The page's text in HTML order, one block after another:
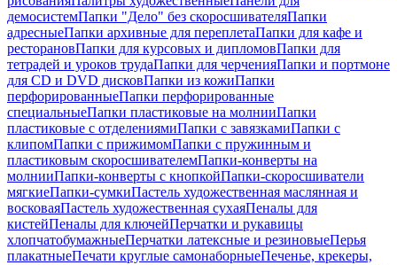
демосистемПапки "Дело" без скоросшивателяПапки
адресныеПапки архивные для переплетаПапки для кафе и
ресторановПапки для курсовых и дипломовПапки для
тетрадей и уроков трудаПапки для черченияПапки и портмоне
для CD и DVD дисковПапки из кожиПапки
перфорированныеПапки перфорированные
специальныеПапки пластиковые на молнииПапки
пластиковые с отделениямиПапки с завязкамиПапки с
клипомПапки с прижимомПапки с пружинным и
пластиковым скоросшивателемПапки-конверты на
молнииПапки-конверты с кнопкойПапки-скоросшиватели
мягкиеПапки-сумкиПастель художественная маслянная и
восковаяПастель художественная сухаяПеналы для
кистейПеналы для ключейПерчатки и рукавицы
хлопчатобумажныеПерчатки латексные и резиновыеПерья
плакатныеПечати круглые самонаборныеПеченье, крекеры,